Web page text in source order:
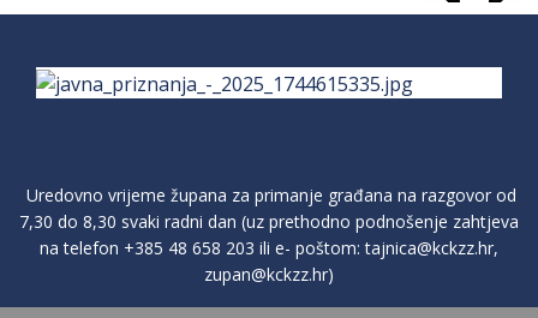
Uredovno vrijeme župana za primanje građana na razgovor od
7,30 do 8,30 svaki radni dan (uz prethodno podnošenje zahtjeva
na telefon +385 48 658 203 ili e- poštom:tajnica@kckzz.hr,
zupan@kckzz.hr)